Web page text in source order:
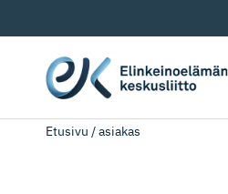
Etusivu /asiakas